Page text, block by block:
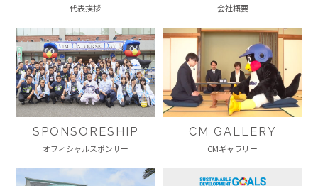
代表挨拶 会社概要
SPONSORESHIP
オフィシャルスポンサー
CM GALLERY
CMギャラリー